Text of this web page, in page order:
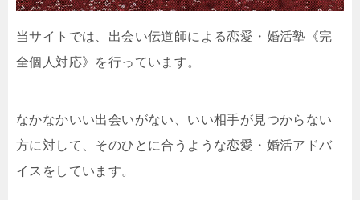
当サイトでは、出会い伝道師による恋愛・婚活塾《完
全個人対応》を行っています。
なかなかいい出会いがない、いい相手が見つからない
方に対して、そのひとに合うような恋愛・婚活アドバ
イスをしています。